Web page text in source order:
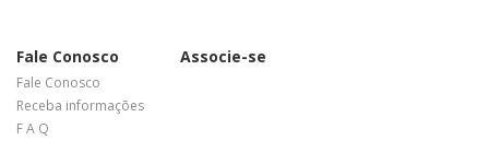
Fale Conosco
Fale Conosco
Receba informações
F A Q
Associe-se